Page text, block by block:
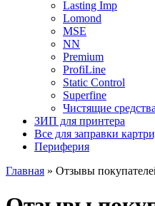
Lasting Imp
Lomond
MSE
NN
Premium
ProfiLine
Static Control
Superfine
Чистящие средства
ЗИП для принтера
Все для заправки
Периферия
Главная » Отзывы